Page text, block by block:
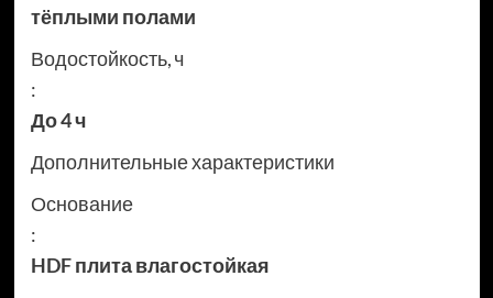
тёплыми полами
Водостойкость, ч
:
До 4 ч
Дополнительные характеристики
Основание
:
HDF плита влагостойкая